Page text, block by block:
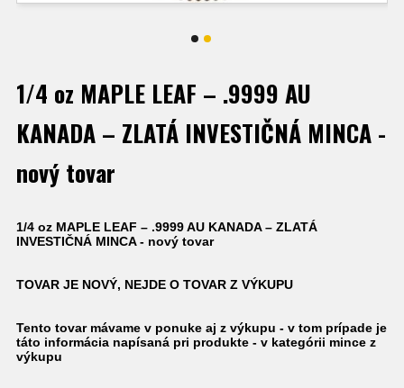
1/4 oz MAPLE LEAF – .9999 AU
KANADA – ZLATÁ INVESTIČNÁ MINCA -
nový tovar
1/4 oz MAPLE LEAF – .9999 AU KANADA – ZLATÁ
INVESTIČNÁ MINCA - nový tovar
TOVAR JE NOVÝ, NEJDE O TOVAR Z VÝKUPU
Tento tovar mávame v ponuke aj z výkupu - v tom prípade je
táto informácia napísaná pri produkte - v kategórii mince z
výkupu